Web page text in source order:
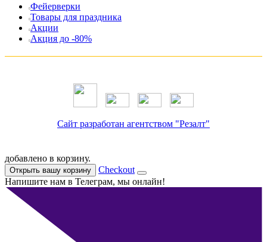
Фейерверки
Товары для праздника
Акции
Акция до -80%
Сайт разработан агентством "Резалт"
добавлено в корзину.
Открыть вашу корзину
Checkout
Напишите нам в Телеграм, мы онлайн!